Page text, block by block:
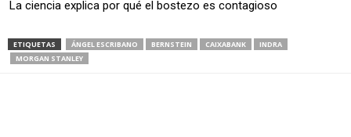
La ciencia explica por qué el bostezo es contagioso
ETIQUETAS ÁNGEL ESCRIBANO BERNSTEIN CAIXABANK
INDRA
MORGAN STANLEY